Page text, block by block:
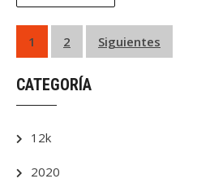
Paginación
de
entradas
1 2 Siguientes
CATEGORÍA
12k
2020